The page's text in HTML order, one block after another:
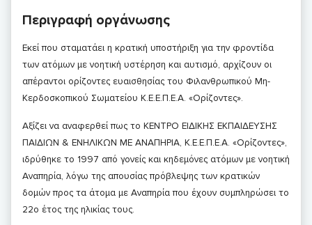
Περιγραφή οργάνωσης
Εκεί που σταματάει η κρατική υποστήριξη για την φροντίδα
των ατόμων με νοητική υστέρηση και αυτισμό, αρχίζουν οι
απέραντοι ορίζοντες ευαισθησίας του Φιλανθρωπικού Μη-
Κερδοσκοπικού Σωματείου Κ.Ε.Ε.Π.Ε.Α. «Ορίζοντες».
Αξίζει να αναφερθεί πως το ΚΕΝΤΡΟ ΕΙΔΙΚΗΣ ΕΚΠΑΙΔΕΥΣΗΣ
ΠΑΙΔΙΩΝ & ΕΝΗΛΙΚΩΝ ΜΕ ΑΝΑΠΗΡΙΑ, Κ.Ε.Ε.Π.Ε.Α. «Ορίζοντες»,
ιδρύθηκε το 1997 από γονείς και κηδεμόνες ατόμων με νοητική
Αναπηρία, λόγω της απουσίας πρόβλεψης των κρατικών
δομών προς τα άτομα με Αναπηρία που έχουν συμπληρώσει το
22ο έτος της ηλικίας τους.